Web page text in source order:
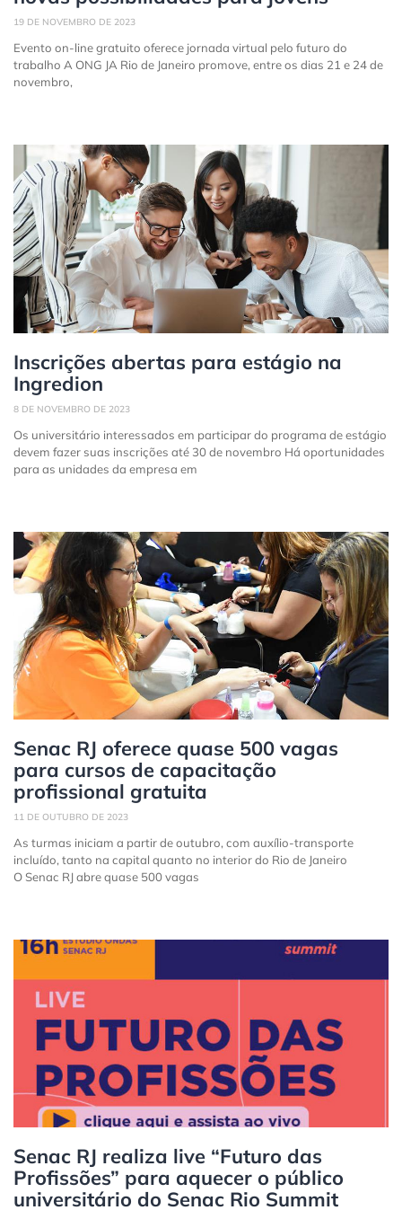
19 DE NOVEMBRO DE 2023
Evento on-line gratuito oferece jornada virtual pelo futuro do
trabalho A ONG JA Rio de Janeiro promove, entre os dias 21 e 24 de
novembro,
Inscrições abertas para estágio na
Ingredion
8 DE NOVEMBRO DE 2023
Os universitário interessados em participar do programa de estágio
devem fazer suas inscrições até 30 de novembro Há oportunidades
para as unidades da empresa em
Senac RJ oferece quase 500 vagas
para cursos de capacitação
profissional gratuita
11 DE OUTUBRO DE 2023
As turmas iniciam a partir de outubro, com auxílio-transporte
incluído, tanto na capital quanto no interior do Rio de Janeiro
O Senac RJ abre quase 500 vagas
Senac RJ realiza live “Futuro das
Profissões” para aquecer o público
universitário do Senac Rio Summit